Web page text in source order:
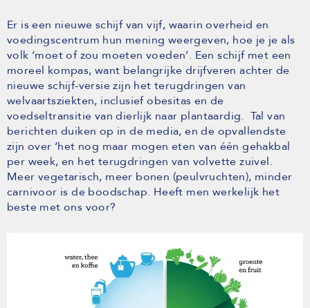
Er is een nieuwe schijf van vijf, waarin overheid en
voedingscentrum hun mening weergeven, hoe je je als
volk ‘moet of zou moeten voeden’. Een schijf met een
moreel kompas, want belangrijke drijfveren achter de
nieuwe schijf-versie zijn het terugdringen van
welvaartsziekten, inclusief obesitas en de
voedseltransitie van dierlijk naar plantaardig. Tal van
berichten duiken op in de media, en de opvallendste
zijn over ‘het nog maar mogen eten van één gehakbal
per week, en het terugdringen van volvette zuivel.
Meer vegetarisch, meer bonen (peulvruchten), minder
carnivoor is de boodschap. Heeft men werkelijk het
beste met ons voor?